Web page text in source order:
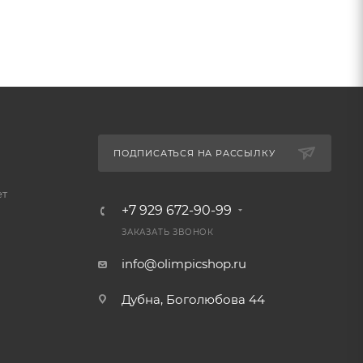
ПОДПИСАТЬСЯ НА РАССЫЛКУ
+7 929 672-90-99
ЗАКАЗАТЬ ЗВОНОК
info@olimpicshop.ru
Дубна, Боголюбова 44